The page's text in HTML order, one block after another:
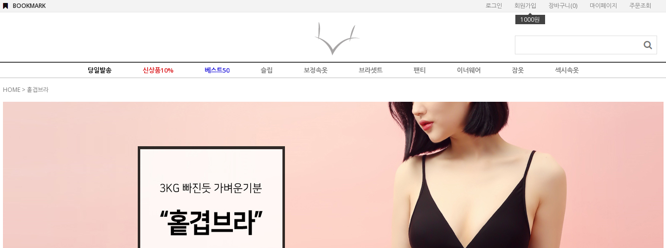
로그인
회원가입
1000원
장바구니(0) 마이페이지 주문조회
BOOKMARK
당일발송 신상품10% 베스트50 슬립 보정속옷 브라셋트 팬티 이너웨어 잠옷 섹시속옷
HOME>홑겹브라